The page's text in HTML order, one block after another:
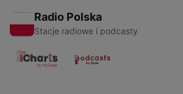
Radio Polska
Stacje radiowe i podcasty